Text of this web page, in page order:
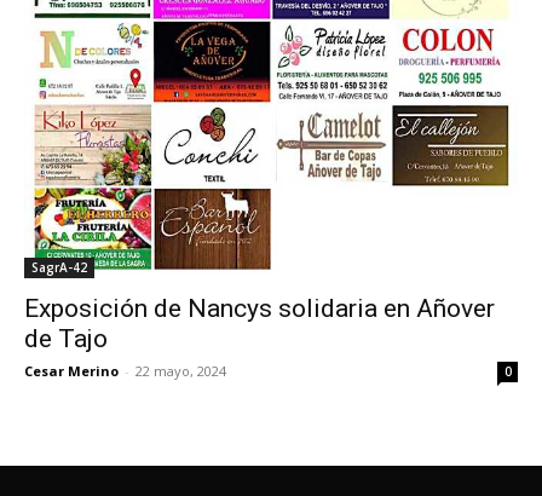
SagrA-42
Exposición de Nancys solidaria en Añover
de Tajo
Cesar Merino - 22 mayo, 2024 0